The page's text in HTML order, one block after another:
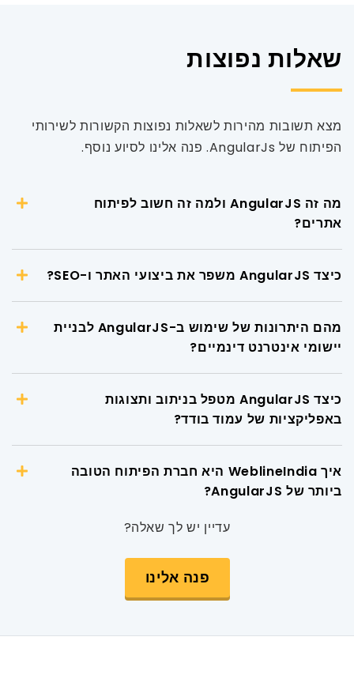
שאלות נפוצות
מצא תשובות מהירות לשאלות נפוצות הקשורות לשירותי
הפיתוח של AngularJs. פנה אלינו לסיוע נוסף.
מה זה AngularJS ולמה זה חשוב לפיתוח
אתרים?
כיצד AngularJS משפר את ביצועי האתר ו-SEO?
מהם היתרונות של שימוש ב-AngularJS לבניית
יישומי אינטרנט דינמיים?
כיצד AngularJS מטפל בניתוב ותצוגות
באפליקציות של עמוד בודד?
איך WeblineIndia היא חברת הפיתוח הטובה
ביותר של AngularJS?
עדיין יש לך שאלה?
פנה אלינו